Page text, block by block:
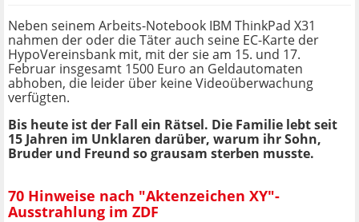
Neben seinem Arbeits-Notebook IBM ThinkPad X31
nahmen der oder die Täter auch seine EC-Karte der
HypoVereinsbank mit, mit der sie am 15. und 17.
Februar insgesamt 1500 Euro an Geldautomaten
abhoben, die leider über keine Videoüberwachung
verfügten.
Bis heute ist der Fall ein Rätsel. Die Familie lebt seit
15 Jahren im Unklaren darüber, warum ihr Sohn,
Bruder und Freund so grausam sterben musste.
70 Hinweise nach "Aktenzeichen XY"-
Ausstrahlung im ZDF